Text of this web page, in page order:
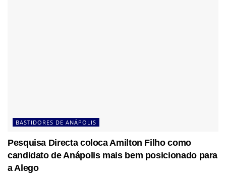
BASTIDORES DE ANÁPOLIS
Pesquisa Directa coloca Amilton Filho como
candidato de Anápolis mais bem posicionado para
a Alego